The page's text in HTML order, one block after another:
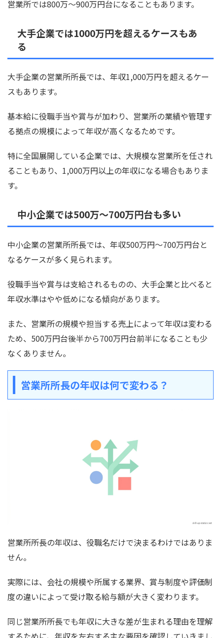
営業所では800万〜900万円台になることもあります。
大手企業では1000万円を超えるケースもあ
る
大手企業の営業所所長では、年収1,000万円を超えるケー
スもあります。
基本給に役職手当や賞与が加わり、営業所の業績や管理す
る拠点の規模によって年収が高くなるためです。
特に全国展開している企業では、大規模な営業所を任され
ることもあり、1,000万円以上の年収になる場合もありま
す。
中小企業では500万〜700万円台も多い
中小企業の営業所所長では、年収500万円〜700万円台と
なるケースが多く見られます。
役職手当や賞与は支給されるものの、大手企業と比べると
年収水準はやや低めになる傾向があります。
また、営業所の規模や担当する売上によって年収は変わる
ため、500万円台後半から700万円台前半になることも少
なくありません。
営業所所長の年収は何で変わる？
営業所所長の年収は、役職名だけで決まるわけではありま
せん。
実際には、会社の規模や所属する業界、賞与制度や評価制
度の違いによって受け取る給与額が大きく変わります。
同じ営業所所長でも年収に大きな差が生まれる理由を理解